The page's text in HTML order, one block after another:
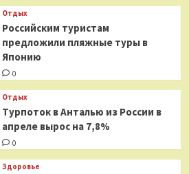
Отдых
Российским туристам
предложили пляжные туры в
Японию
0
Отдых
Турпоток в Анталью из России в
апреле вырос на 7,8%
0
Здоровье